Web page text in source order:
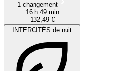
1 changement
16 h 49 min
132,49 €
INTERCITÉS de nuit